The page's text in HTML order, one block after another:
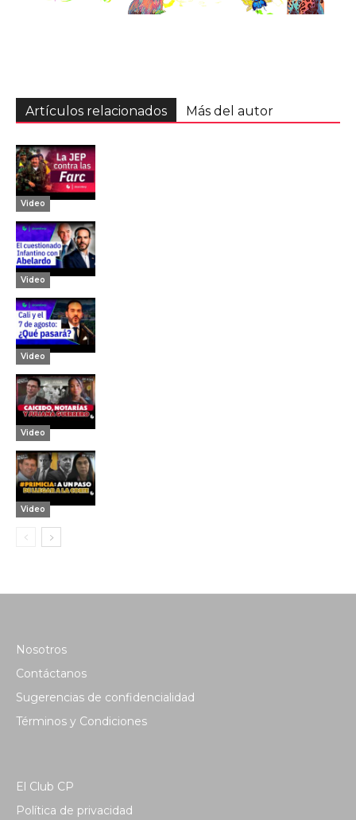
Artículos relacionados Más del autor
Video
Video
Video
Video
Video
Nosotros
Contáctanos
Sugerencias de confidencialidad
Términos y Condiciones
El Club CP
Política de privacidad